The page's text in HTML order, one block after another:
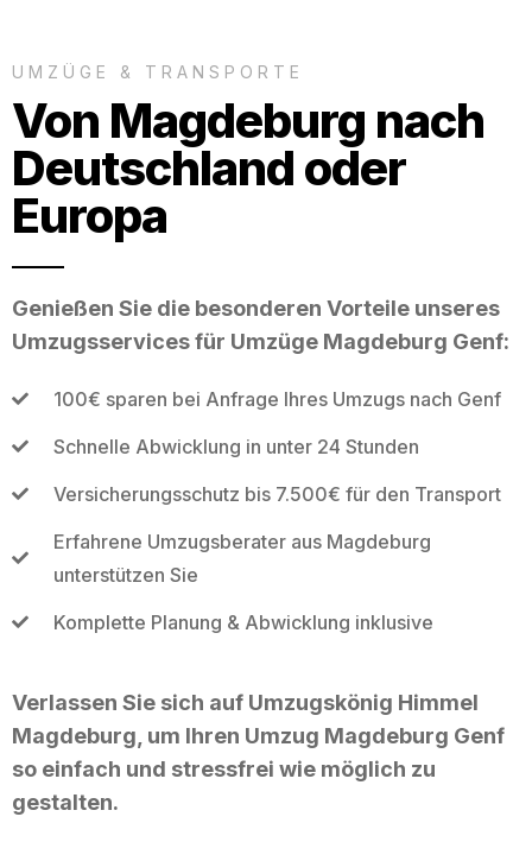
UMZÜGE & TRANSPORTE
Von Magdeburg nach
Deutschland oder
Europa
Genießen Sie die besonderen Vorteile unseres
Umzugsservices für Umzüge Magdeburg Genf:
100€ sparen bei Anfrage Ihres Umzugs nach Genf
Schnelle Abwicklung in unter 24 Stunden
Versicherungsschutz bis 7.500€ für den Transport
Erfahrene Umzugsberater aus Magdeburg
unterstützen Sie
Komplette Planung & Abwicklung inklusive
Verlassen Sie sich auf Umzugskönig Himmel
Magdeburg, um Ihren Umzug Magdeburg Genf
so einfach und stressfrei wie möglich zu
gestalten.